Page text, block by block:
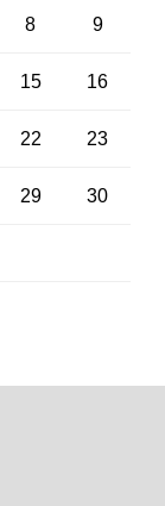
8 9
15 16
22 23
29 30